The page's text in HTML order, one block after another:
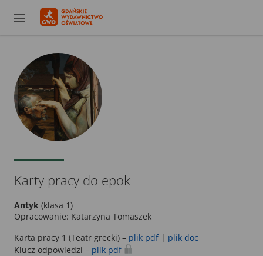
Karty pracy do epok
Antyk (klasa 1)
Opracowanie: Katarzyna Tomaszek
Karta pracy 1 (Teatr grecki) – plik pdf| plik doc
Klucz odpowiedzi – plik pdf